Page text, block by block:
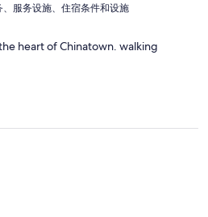
服务设施、住宿条件和设施
heart of Chinatown. walking